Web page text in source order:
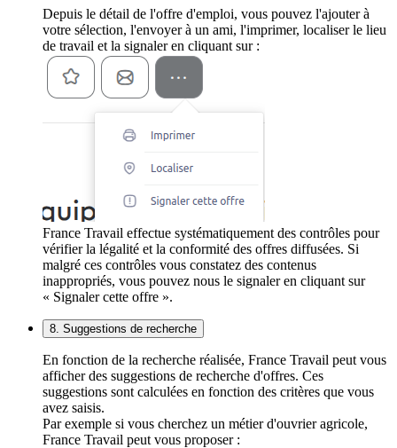
Depuis le détail de l'offre d'emploi, vous pouvez l'ajouter à
votre sélection, l'envoyer à un ami, l'imprimer, localiser le lieu
de travail et la signaler en cliquant sur :
France Travail effectue systématiquement des contrôles pour
vérifier la légalité et la conformité des offres diffusées. Si
malgré ces contrôles vous constatez des contenus
inappropriés, vous pouvez nous le signaler en cliquant sur
« Signaler cette offre ».
8. Suggestions de recherche
En fonction de la recherche réalisée, France Travail peut vous
afficher des suggestions de recherche d'offres. Ces
suggestions sont calculées en fonction des critères que vous
avez saisis.
Par exemple si vous cherchez un métier d'ouvrier agricole,
France Travail peut vous proposer :